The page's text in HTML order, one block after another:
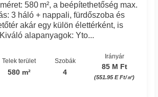
580 m², a beépítethetőség max.
3 háló + nappali, fürdőszoba és
akár egy külön élettérként, is
alapanyagok: Yto...
Telek terület
580 m²
Szobák
4
Irányár
85 M Ft
(551.95 E Ft/㎡)